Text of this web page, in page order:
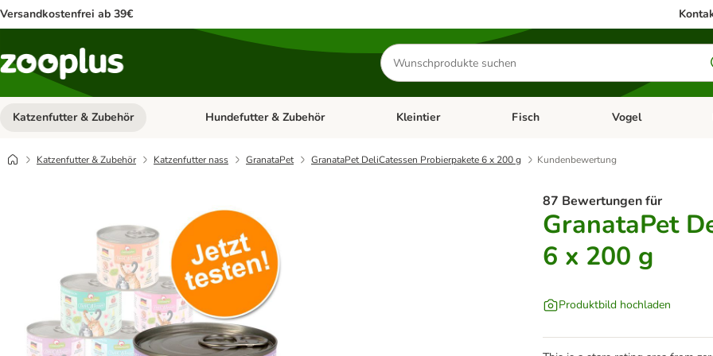
Versandkostenfrei ab 39€
Produkte
suchen
Katzenfutter & Zubehör Kategorie-Menü öffnen: Katzenfutter & Zubehör
Hundefutter & Zubehör Kategorie-Menü öffnen: Hundefutter & Zubehör
Kleintier Kategorie-Menü öffnen: Kleintier
Fisch Kategorie-Menü
Vogel
Katzenfutter & Zubehör Katzenfutter nass GranataPet GranataPet DeliCatessen Probierpakete 6 x 200 g Kundenbewertung
87 Bewertungen für
GranataPet
6 x 200 g
Produktbild hochladen